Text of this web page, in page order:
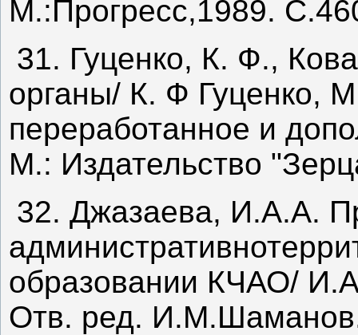
М.:Прогресс,1989.
31. Гуценко, К. Ф.,
органы/ К. Ф Гуценко,
переработанное и
М.: Издательство
32. Джазаева, И.А.А.
образовании КЧАО/
Отв. ред.